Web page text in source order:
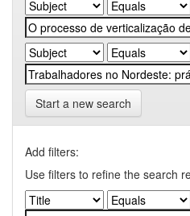
Start a new search
Add filters:
Use filters to refine the search